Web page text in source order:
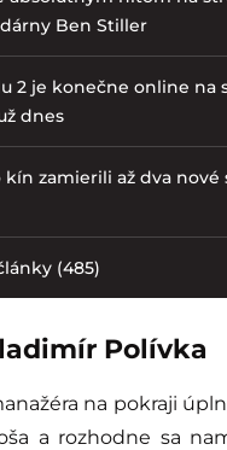
Ben Stiller
2 je konečne online na
dnes
zamierili až dva
(485)
Polívka
na pokraji
a rozhodne sa